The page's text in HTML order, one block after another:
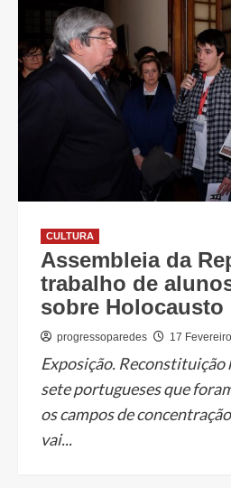
CULTURA
Assembleia da
trabalho de
sobre Holocausto
progressoparedes 17
Exposição. Reconstituição
sete portugueses que
os campos de
vai...